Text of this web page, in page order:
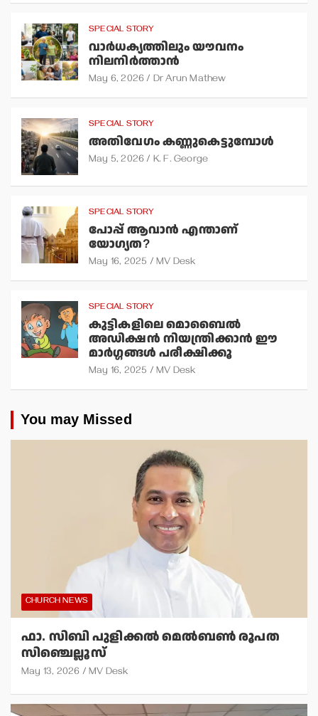
SPECIAL STORY
വാര്‍ധക്യത്തിലും യൗവനം
നിലനിര്‍ത്താന്‍
May 6, 2026 Dr Arun Mathew
SPECIAL STORY
അതിവേഗം കണ്ണുകെട്ടുമ്പോള്‍
May 5, 2026 K. F. George
SPECIAL STORY
പോപ്പ് ആവാന്‍ എന്താണ്
യോഗ്യത?
May 16, 2025 MV Desk
SPECIAL STORY
കുട്ടികളിലെ മൊബൈല്‍
അഡിക്ഷന്‍ നിയന്ത്രിക്കാന്‍ ഈ
മാര്‍ഗ്ഗങ്ങള്‍ പരീക്ഷിക്കൂ
May 16, 2025 MV Desk
You may Missed
CHURCH NEWS
ഫാ. സിബി പുളിക്കല്‍ മെല്‍ബണ്‍ രൂപത
സിഞ്ചെല്ലൂസ്
May 13, 2026 MV Desk